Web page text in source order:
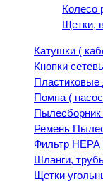
Колесо
Щетки,
Катушки (
Кнопки
Пластиковые
Помпа (
Ремень
Фильтр
Шланги,
Щетки